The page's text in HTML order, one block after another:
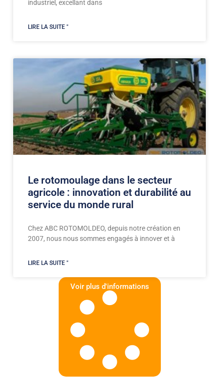
industriel, excellant dans
LIRE LA SUITE "
Le rotomoulage dans le secteur
agricole : innovation et durabilité au
service du monde rural
Chez ABC ROTOMOLDEO, depuis notre création en
2007, nous nous sommes engagés à innover et à
LIRE LA SUITE "
Voir plus d'informations